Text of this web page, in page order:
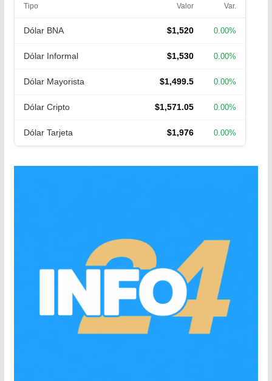
Tipo Valor Var.
Dólar BNA $1,520 0.00%
Dólar Informal $1,530 0.00%
Dólar Mayorista $1,499.5 0.00%
Dólar Cripto $1,571.05 0.00%
Dólar Tarjeta $1,976 0.00%